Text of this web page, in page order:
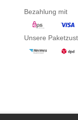
Bezahlung mit
Unsere